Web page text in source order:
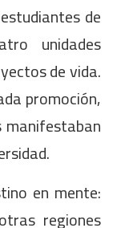
de
unidades
de vida.
promoción,
en mente:
regiones